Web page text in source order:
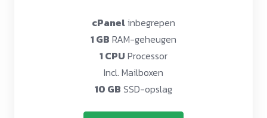
cPanelinbegrepen
1 GB RAM-geheugen
1 CPU Processor
Incl. Mailboxen
10 GB SSD-opslag